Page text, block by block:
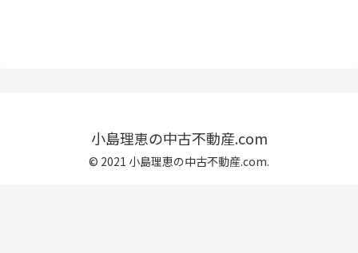
小島理恵の中古不動産.com
© 2021 小島理恵の中古不動産.com.